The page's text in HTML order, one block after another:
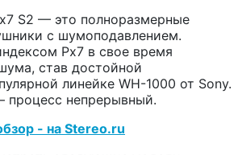
S2 — это полноразмерные
с шумоподавлением.
Px7 в свое время
став достойной
линейке WH-1000 от Sony.
процесс непрерывный.
- на Stereo.ru